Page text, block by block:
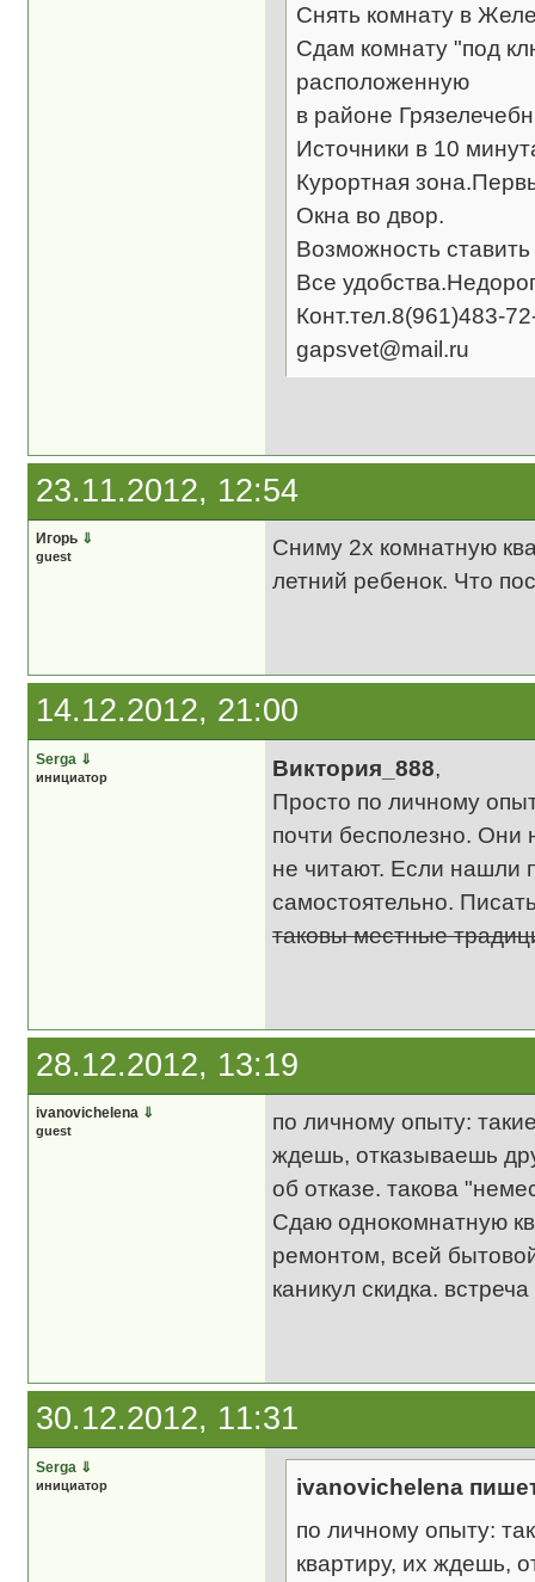
Снять комнату в
Сдам комнату "под
расположенную
в районе
Источники в 10
Курортная
Окна во двор.
Возможность
Все
Конт.тел.8(961)483-
gapsvet@mail.ru
23.11.2012, 12:54
Игорь ⇓
guest
Сниму 2х комнатную
летний ребенок. Что
14.12.2012, 21:00
Serga ⇓
инициатор Виктория_888,
Просто по личному
почти бесполезно. Они
не читают. Если нашли
самостоятельно.
таковы местные
28.12.2012, 13:19
ivanovichelena ⇓
guest
по личному опыту:
ждешь, отказываешь
об отказе. такова
Сдаю однокомнатную
ремонтом, всей
каникул скидка.
30.12.2012, 11:31
Serga ⇓
инициатор
ivanovichelena
по личному опыту:
квартиру, их ждешь,